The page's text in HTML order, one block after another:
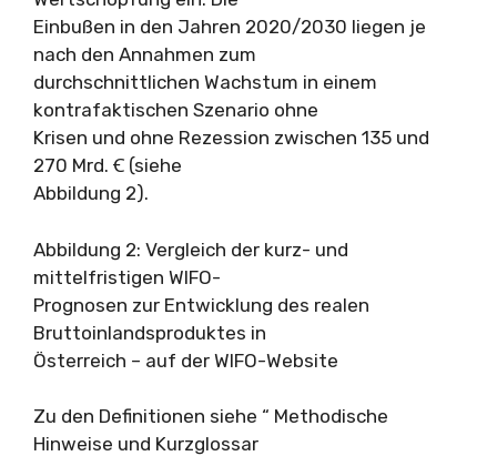
Einbußen in den Jahren 2020/2030 liegen je
nach den Annahmen zum
durchschnittlichen Wachstum in einem
kontrafaktischen Szenario ohne
Krisen und ohne Rezession zwischen 135 und
270 Mrd. Ꞓ (siehe
Abbildung 2).
Abbildung 2: Vergleich der kurz- und
mittelfristigen WIFO-
Prognosen zur Entwicklung des realen
Bruttoinlandsproduktes in
Österreich – auf der WIFO-Website
Zu den Definitionen siehe “ Methodische
Hinweise und Kurzglossar